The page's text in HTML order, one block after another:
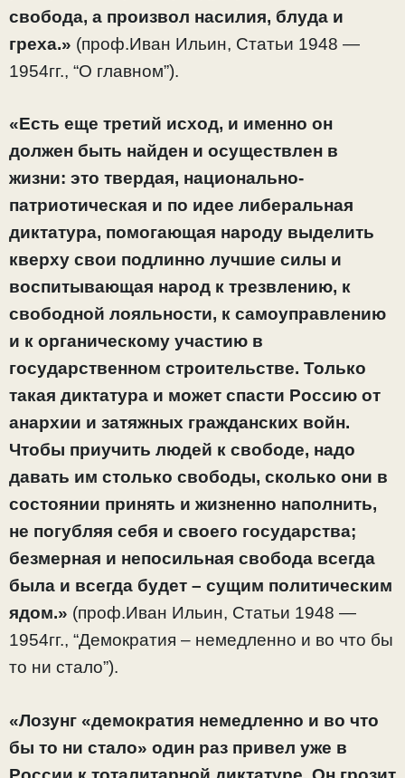
свобода, а произвол насилия, блуда и
греха.» (проф.Иван Ильин, Статьи 1948 —
1954гг., “О главном”).
«Есть еще третий исход, и именно он
должен быть найден и осуществлен в
жизни: это твердая, национально-
патриотическая и по идее либеральная
диктатура, помогающая народу выделить
кверху свои подлинно лучшие силы и
воспитывающая народ к трезвлению, к
свободной лояльности, к самоуправлению
и к органическому участию в
государственном строительстве. Только
такая диктатура и может спасти Россию от
анархии и затяжных гражданских войн.
Чтобы приучить людей к свободе, надо
давать им столько свободы, сколько они в
состоянии принять и жизненно наполнить,
не погубляя себя и своего государства;
безмерная и непосильная свобода всегда
была и всегда будет – сущим политическим
ядом.» (проф.Иван Ильин, Статьи 1948 —
1954гг., “Демократия – немедленно и во что бы
то ни стало”).
«Лозунг «демократия немедленно и во что
бы то ни стало» один раз привел уже в